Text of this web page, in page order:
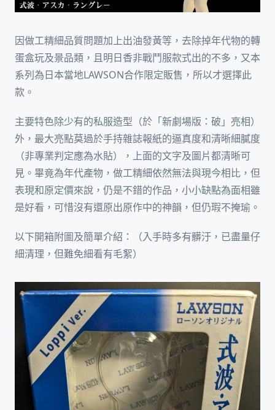
因做工精細品質問題加上出油發黃等，去除掉年代物的轉
蛋盒玩及景品類，且明日香非戰鬥服款式出的不多，又本
系列為日本當地LAWSON合作限定販售，所以才選擇此
款。
主要特色除少有的私服造型（於「新劇場版：破」亮相）
外，最大亮點莫過於手持雜誌報紙的逼真度和清晰細膩度
（非專業判定應為水貼），上面的文字及圖片都清晰可
見。畢竟為年代產物，做工精細依然無法與現今相比，但
表現和原定價來說，仍是不錯的作品，小小缺點為面相雖
是好看，可惜沒有還原出原作中的神韻，但仍瑕不掩瑜。
以下開箱附圖及簡單介紹：（入手時多有髒汙，已盡量仔
細清理，但難免細看有毛絮）